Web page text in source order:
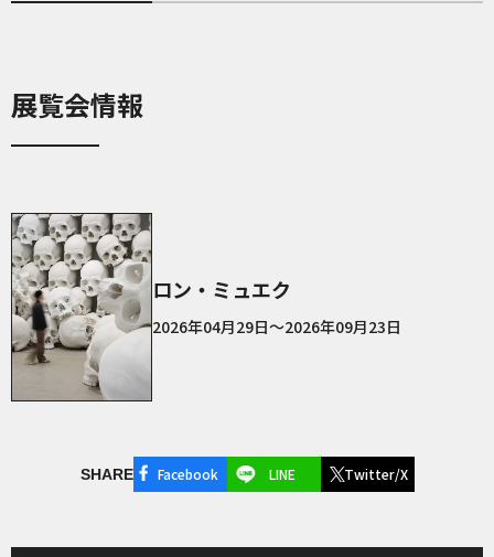
展覧会情報
ロン・ミュエク
2026年04月29日～2026年09月23日
SHARE Facebook LINE Twitter/X